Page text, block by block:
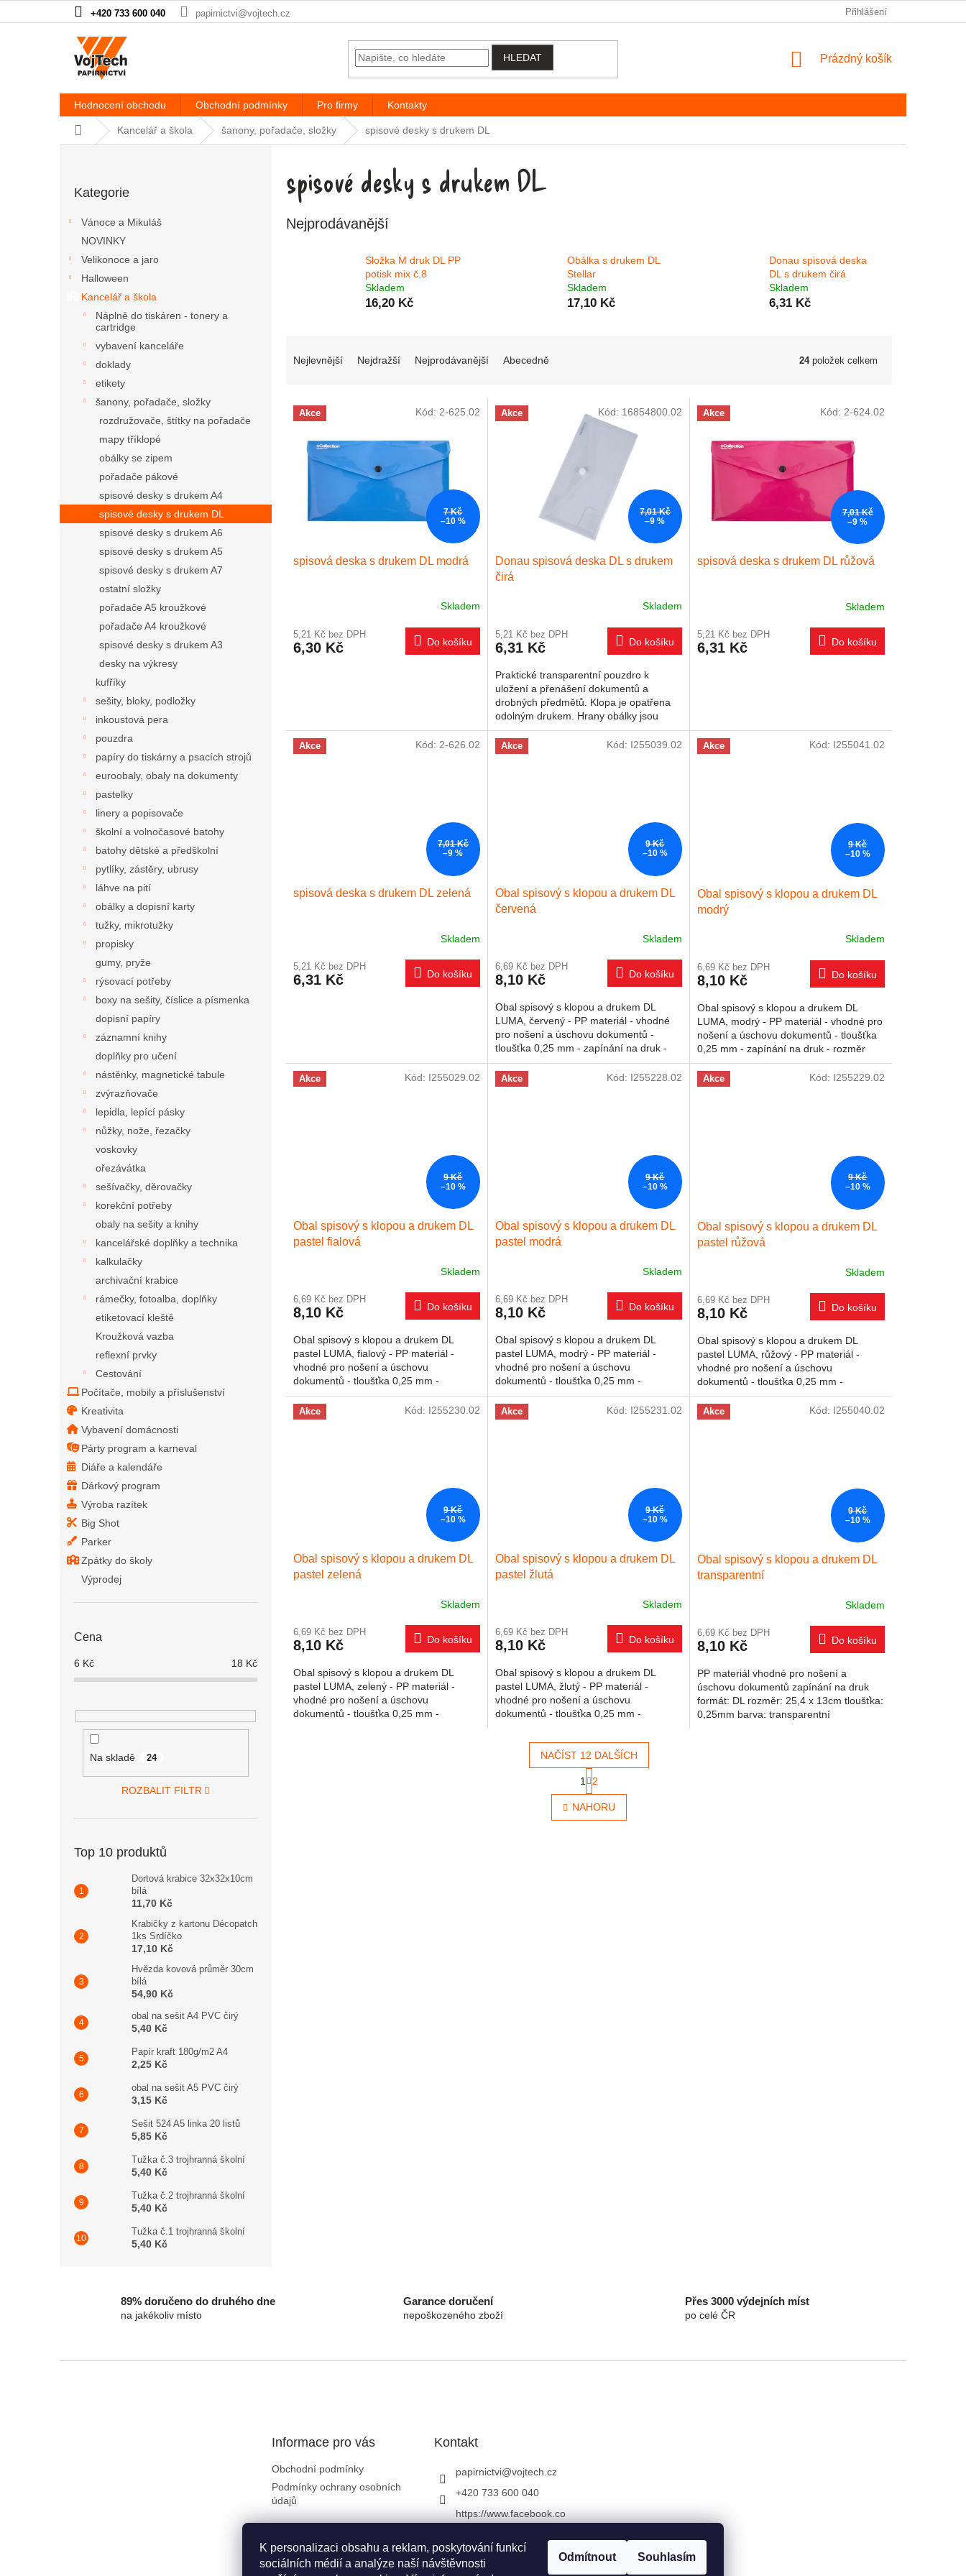
K personalizaci obsahu a reklam, poskytování funkcí
sociálních médií a analýze naší návštěvnosti
Odmítnout Souhlasím
+420 733 600 040 papirnictvi@vojtech.cz Přihlášení
HLEDAT NÁKUPNÍ KOŠÍK
Prázdný košík
Hodnocení obchodu Obchodní podmínky Pro firmy Kontakty
Domů Kancelář a škola šanony, pořadače, složky spisové desky s drukem DL
Kategorie
Vánoce a Mikuláš
NOVINKY
Velikonoce a jaro
Halloween
Kancelář a škola
Náplně do tiskáren - tonery a
cartridge
vybavení kanceláře
doklady
etikety
šanony, pořadače, složky
rozdružovače, štítky na pořadače
mapy tříklopé
obálky se zipem
pořadače pákové
spisové desky s drukem A4
spisové desky s drukem DL
spisové desky s drukem A6
spisové desky s drukem A5
spisové desky s drukem A7
ostatní složky
pořadače A5 kroužkové
pořadače A4 kroužkové
spisové desky s drukem A3
desky na výkresy
kufříky
sešity, bloky, podložky
inkoustová pera
pouzdra
papíry do tiskárny a psacích strojů
euroobaly, obaly na dokumenty
pastelky
linery a popisovače
školní a volnočasové batohy
batohy dětské a předškolní
pytlíky, zástěry, ubrusy
láhve na pití
obálky a dopisní karty
tužky, mikrotužky
propisky
gumy, pryže
rýsovací potřeby
boxy na sešity, číslice a písmenka
dopisní papíry
záznamní knihy
doplňky pro učení
nástěnky, magnetické tabule
zvýrazňovače
lepidla, lepící pásky
nůžky, nože, řezačky
voskovky
ořezávátka
sešívačky, děrovačky
korekční potřeby
obaly na sešity a knihy
kancelářské doplňky a technika
kalkulačky
archivační krabice
rámečky, fotoalba, doplňky
etiketovací kleště
Kroužková vazba
reflexní prvky
Cestování
Počítače, mobily a příslušenství
Kreativita
Vybavení domácnosti
Párty program a karneval
Diáře a kalendáře
Dárkový program
Výroba razítek
Big Shot
Parker
Zpátky do školy
Výprodej
Cena
6 Kč 18 Kč
Na skladě 24
ROZBALIT FILTR
Top 10 produktů
Dortová krabice 32x32x10cm
bílá
11,70 Kč
Krabičky z kartonu Décopatch
1ks Srdíčko
17,10 Kč
Hvězda kovová průměr 30cm
bílá
54,90 Kč
obal na sešit A4 PVC čirý
5,40 Kč
Papír kraft 180g/m2 A4
2,25 Kč
obal na sešit A5 PVC čirý
3,15 Kč
Sešit 524 A5 linka 20 listů
5,85 Kč
Tužka č.3 trojhranná školní
5,40 Kč
Tužka č.2 trojhranná školní
5,40 Kč
Tužka č.1 trojhranná školní
5,40 Kč
spisové desky s drukem DL
Nejprodávanější
Složka M druk DL PP
potisk mix č.8
Skladem
16,20 Kč
Obálka s drukem DL
Stellar
Skladem
17,10 Kč
Donau spisová deska
DL s drukem čirá
Skladem
6,31 Kč
Nejlevnější Nejdražší Nejprodávanější Abecedně 24položek celkem
Výpis produktů
Akce
7 Kč
–10 %
spisová deska s drukem DL modrá
Skladem
5,21 Kč bez DPH
6,30 Kč Do košíku
Kód: 2-625.02 Akce
7,01 Kč
–9 %
Donau spisová deska DL s drukem
čirá
Skladem
5,21 Kč bez DPH
6,31 Kč Do košíku
Praktické transparentní pouzdro k
uložení a přenášení dokumentů a
drobných předmětů. Klopa je opatřena
odolným drukem. Hrany obálky jsou
svařované. Výřez na okraji pro
snadnější...
Kód: 16854800.02 Akce
7,01 Kč
–9 %
spisová deska s drukem DL růžová
Skladem
5,21 Kč bez DPH
6,31 Kč Do košíku
Kód: 2-624.02
Akce
7,01 Kč
–9 %
spisová deska s drukem DL zelená
Skladem
5,21 Kč bez DPH
6,31 Kč Do košíku
Kód: 2-626.02 Akce
9 Kč
–10 %
Obal spisový s klopou a drukem DL
červená
Skladem
6,69 Kč bez DPH
8,10 Kč Do košíku
Obal spisový s klopou a drukem DL
LUMA, červený - PP materiál - vhodné
pro nošení a úschovu dokumentů -
tloušťka 0,25 mm - zapínání na druk -
rozměr 25,4 x 13 cm
Kód: I255039.02 Akce
9 Kč
–10 %
Obal spisový s klopou a drukem DL
modrý
Skladem
6,69 Kč bez DPH
8,10 Kč Do košíku
Obal spisový s klopou a drukem DL
LUMA, modrý - PP materiál - vhodné pro
nošení a úschovu dokumentů - tloušťka
0,25 mm - zapínání na druk - rozměr
25,4 x 13 cm
Kód: I255041.02
Akce
9 Kč
–10 %
Obal spisový s klopou a drukem DL
pastel fialová
Skladem
6,69 Kč bez DPH
8,10 Kč Do košíku
Obal spisový s klopou a drukem DL
pastel LUMA, fialový - PP materiál -
vhodné pro nošení a úschovu
dokumentů - tloušťka 0,25 mm -
zapínání na druk - formát DL
Kód: I255029.02 Akce
9 Kč
–10 %
Obal spisový s klopou a drukem DL
pastel modrá
Skladem
6,69 Kč bez DPH
8,10 Kč Do košíku
Obal spisový s klopou a drukem DL
pastel LUMA, modrý - PP materiál -
vhodné pro nošení a úschovu
dokumentů - tloušťka 0,25 mm -
zapínání na druk - formát DL
Kód: I255228.02 Akce
9 Kč
–10 %
Obal spisový s klopou a drukem DL
pastel růžová
Skladem
6,69 Kč bez DPH
8,10 Kč Do košíku
Obal spisový s klopou a drukem DL
pastel LUMA, růžový - PP materiál -
vhodné pro nošení a úschovu
dokumentů - tloušťka 0,25 mm -
zapínání na druk - formát DL
Kód: I255229.02
Akce
9 Kč
–10 %
Obal spisový s klopou a drukem DL
pastel zelená
Skladem
6,69 Kč bez DPH
8,10 Kč Do košíku
Obal spisový s klopou a drukem DL
pastel LUMA, zelený - PP materiál -
vhodné pro nošení a úschovu
dokumentů - tloušťka 0,25 mm -
Kód: I255230.02 Akce
9 Kč
–10 %
Obal spisový s klopou a drukem DL
pastel žlutá
Skladem
6,69 Kč bez DPH
8,10 Kč Do košíku
Obal spisový s klopou a drukem DL
pastel LUMA, žlutý - PP materiál -
vhodné pro nošení a úschovu
dokumentů - tloušťka 0,25 mm -
Kód: I255231.02 Akce
9 Kč
–10 %
Obal spisový s klopou a drukem DL
transparentní
Skladem
6,69 Kč bez DPH
8,10 Kč Do košíku
PP materiál vhodné pro nošení a
úschovu dokumentů zapínání na druk
formát: DL rozměr: 25,4 x 13cm tloušťka:
0,25mm barva: transparentní
Kód: I255040.02
Ovládací prvky výpisu
NAČÍST 12 DALŠÍCH
1 2
NAHORU
89% doručeno do druhého dne
na jakékoliv místo
Garance doručení
nepoškozeného zboží
Přes 3000 výdejních míst
po celé ČR
Informace pro vás
Obchodní podmínky
Podmínky ochrany osobních
údajů
Kontakt
papirnictvi@vojtech.cz
+420 733 600 040
https://www.facebook.co
papirnictvivojtech/
+420 733 600 040